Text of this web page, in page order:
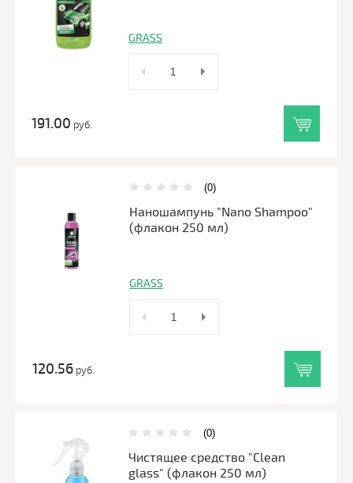
GRASS
191.00 руб.
(0)
Наношампунь "Nano Shampoo"
(флакон 250 мл)
GRASS
120.56 руб.
(0)
Чистящее средство "Clean
glass" (флакон 250 мл)